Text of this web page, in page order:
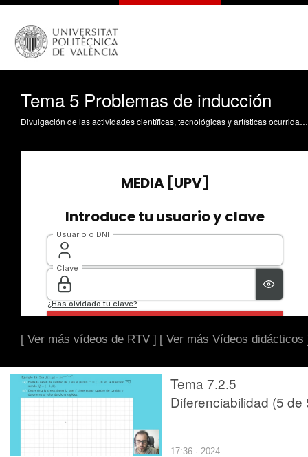
Tema 5 Problemas de inducción
Divulgación de las actividades científicas, tecnológicas y artísticas ocurridas en los tres campus de la UPV
[ Ver más vídeos de RTV ] [ Ver más Vídeos didácticos
Tema 7.2.5
Diferenciabilidad (5 de
17:36 · 2024